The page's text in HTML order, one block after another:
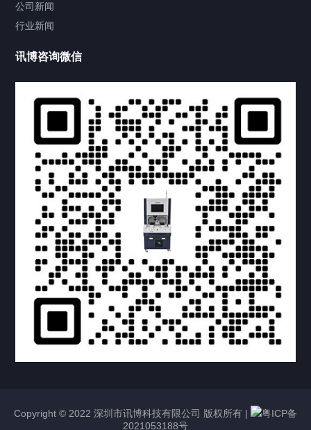
提交您的需求，获取产品资料与报价
公司新闻
行业新闻
讯博咨询微信
Copyright © 2022 深圳市讯博科技有限公司 版权所有 |
粤ICP备
2021053188号